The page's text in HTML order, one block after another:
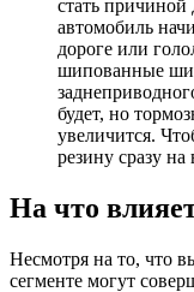
стать
автомобиль
дороге или
шипованные
будет, но
увеличится.
резину сразу на
На что
Несмотря на то, что
сегменте могут